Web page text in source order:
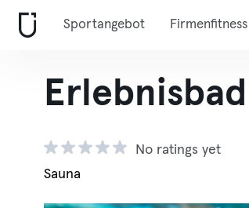
Sportangebot Firmenfitness
No ratings yet
Sauna